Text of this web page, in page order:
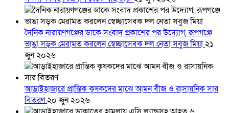
দৈনিক নারায়ণগঞ্জের ডাকে সংবাদ প্রকাশের পর উদ্যোগ, রূপগঞ্জে
ভাঙা সড়ক মেরামত করলেন স্বেচ্ছাসেবক দল নেতা সবুজ মিয়া২১
জুন ২০২৬
আড়াইহাজারে প্রান্তিক কৃষকদের মাঝে আমন বীজ ও রাসায়নিক সার
বিতরণ২০ জুন ২০২৬